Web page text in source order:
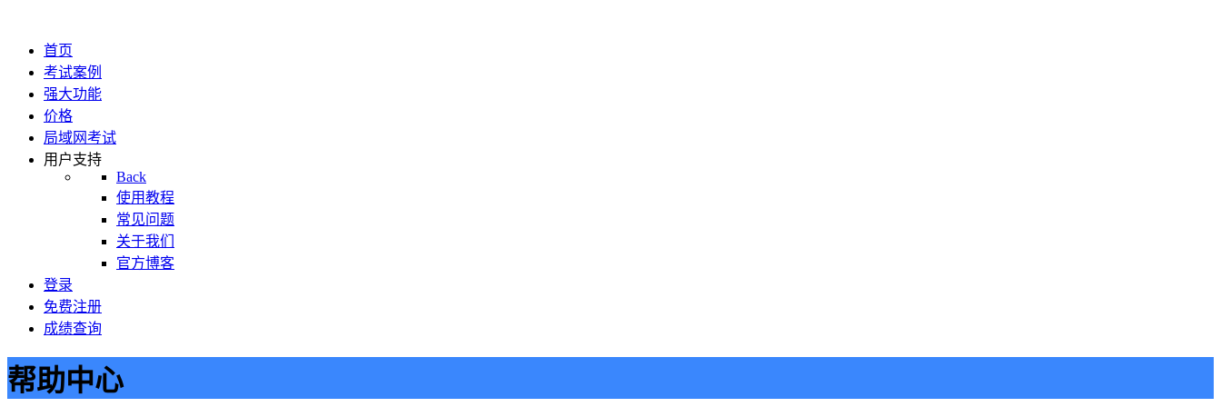
首页
考试案例
强大功能
价格
局域网考试
用户支持
Back
使用教程
常见问题
关于我们
官方博客
登录
免费注册
成绩查询
帮助中心